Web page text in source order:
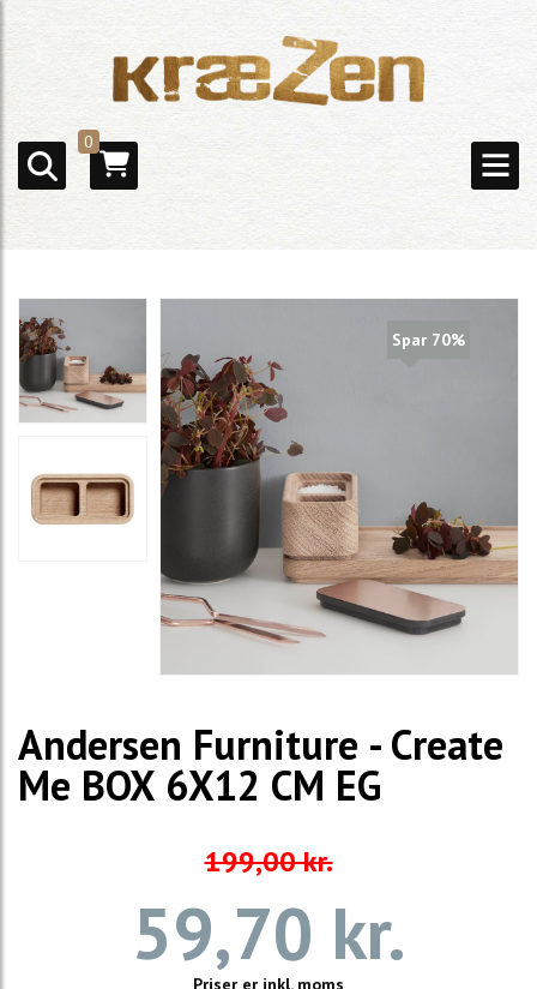
0
Spar 70%
Andersen Furniture - Create
Me BOX 6X12 CM EG
199,00 kr.
59,70 kr.
Priser er inkl. moms